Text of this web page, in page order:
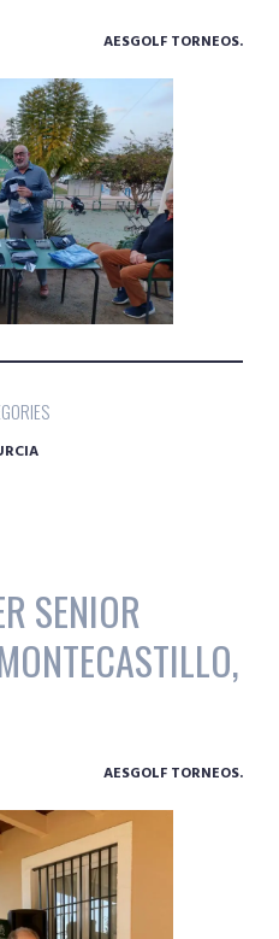
AESGOLF TORNEOS.
SENIOR
AESGOLF TORNEOS.